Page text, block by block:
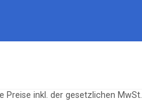
Preise inkl. der gesetzlichen MwSt.